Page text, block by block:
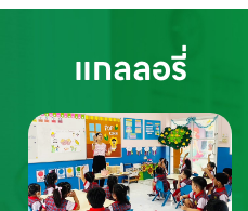
แกลลอรี่